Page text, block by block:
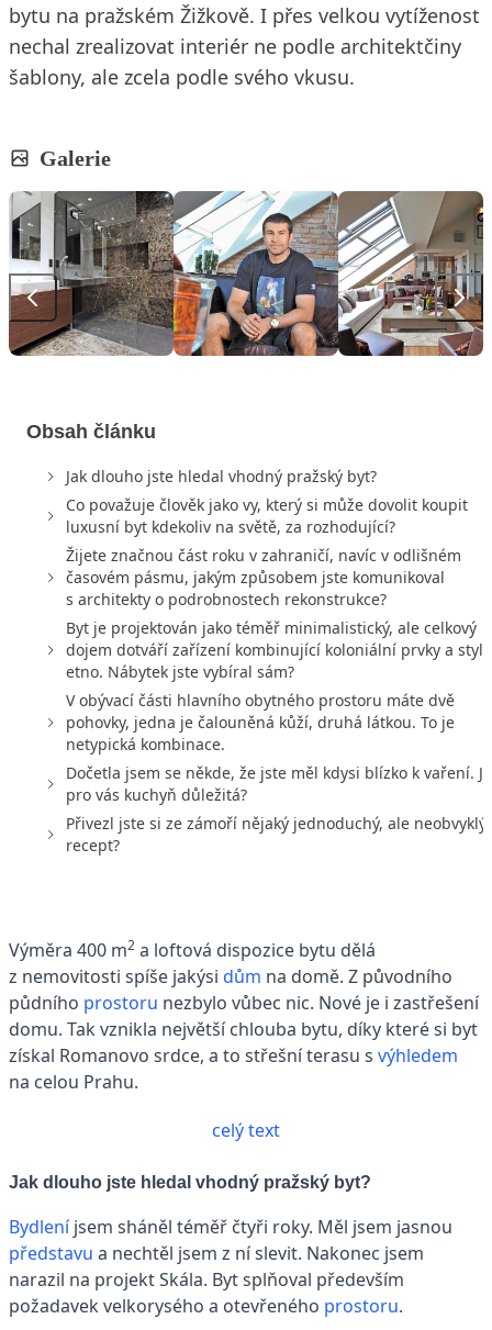
bytu na pražském Žižkově. I přes velkou vytíženost
nechal zrealizovat interiér ne podle architektčiny
šablony, ale zcela podle svého vkusu.
Galerie
Obsah článku
Jak dlouho jste hledal vhodný pražský byt?
Co považuje člověk jako vy, který si může dovolit koupit
luxusní byt kdekoliv na světě, za rozhodující?
Žijete značnou část roku v zahraničí, navíc v odlišném
časovém pásmu, jakým způsobem jste komunikoval
s architekty o podrobnostech rekonstrukce?
Byt je projektován jako téměř minimalistický, ale celkový
dojem dotváří zařízení kombinující koloniální prvky a styl
etno. Nábytek jste vybíral sám?
V obývací části hlavního obytného prostoru máte dvě
pohovky, jedna je čalouněná kůží, druhá látkou. To je
netypická kombinace.
Dočetla jsem se někde, že jste měl kdysi blízko k vaření. Je
pro vás kuchyň důležitá?
Přivezl jste si ze zámoří nějaký jednoduchý, ale neobvyklý
recept?
Výměra 400 m2 a loftová dispozice bytu dělá
z nemovitosti spíše jakýsi dům na domě. Z původního
půdního prostoru nezbylo vůbec nic. Nové je i zastřešení
domu. Tak vznikla největší chlouba bytu, díky které si byt
získal Romanovo srdce, a to střešní terasu s výhledem
na celou Prahu.
celý text
Jak dlouho jste hledal vhodný pražský byt?
Bydleníjsem sháněl téměř čtyři roky. Měl jsem jasnou
představu a nechtěl jsem z ní slevit. Nakonec jsem
narazil na projekt Skála. Byt splňoval především
požadavek velkorysého a otevřeného prostoru.